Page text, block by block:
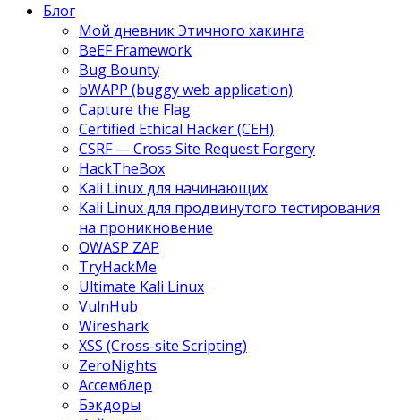
Блог
Мой дневник Этичного хакинга
BeEF Framework
Bug Bounty
bWAPP (buggy web application)
Capture the Flag
Certified Ethical Hacker (CEH)
CSRF — Cross Site Request Forgery
HackTheBox
Kali Linux для начинающих
Kali Linux для продвинутого тестирования
на проникновение
OWASP ZAP
TryHackMe
Ultimate Kali Linux
VulnHub
Wireshark
XSS (Cross-site Scripting)
ZeroNights
Ассемблер
Бэкдоры